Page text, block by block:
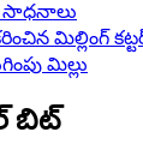
సాధనాలు
మిల్లింగ్
మిల్లు
బిట్